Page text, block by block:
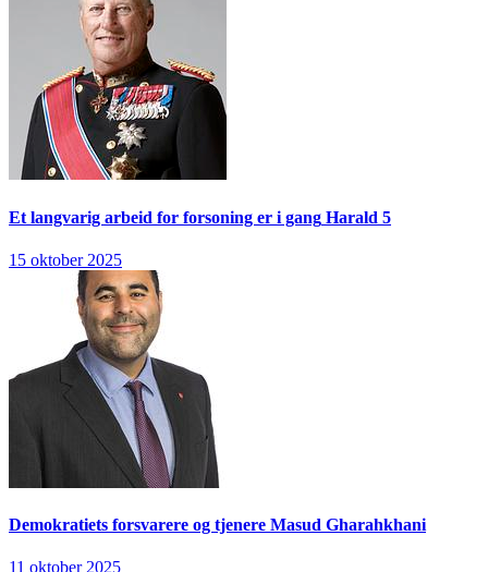
Et langvarig arbeid for forsoning er i gang Harald 5
15 oktober 2025
Demokratiets forsvarere og tjenere Masud Gharahkhani
11 oktober 2025